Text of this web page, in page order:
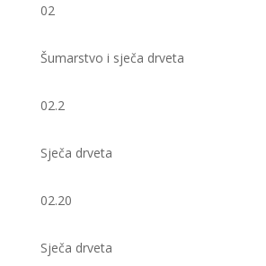
02
Šumarstvo i sječa drveta
02.2
Sječa drveta
02.20
Sječa drveta ​​